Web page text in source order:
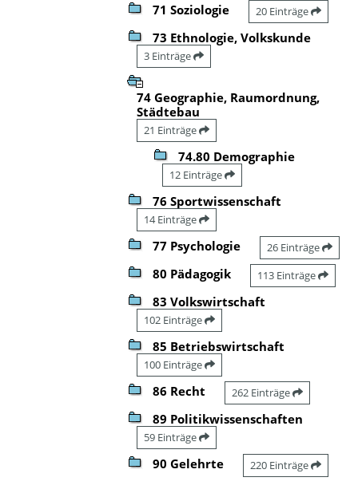
71 Soziologie 20 Einträge
73 Ethnologie, Volkskunde
3 Einträge
74 Geographie, Raumordnung,
Städtebau
21 Einträge
74.80 Demographie
12 Einträge
76 Sportwissenschaft
14 Einträge
77 Psychologie 26 Einträge
80 Pädagogik 113 Einträge
83 Volkswirtschaft
102 Einträge
85 Betriebswirtschaft
100 Einträge
86 Recht 262 Einträge
89 Politikwissenschaften
59 Einträge
90 Gelehrte 220 Einträge